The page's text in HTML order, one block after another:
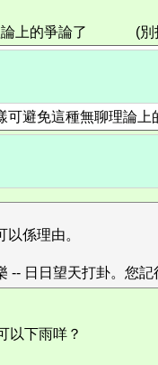
上的爭論了
(別
可避免這種無聊理論上
係理由。
-- 日日望天打卦。您
以下雨咩？